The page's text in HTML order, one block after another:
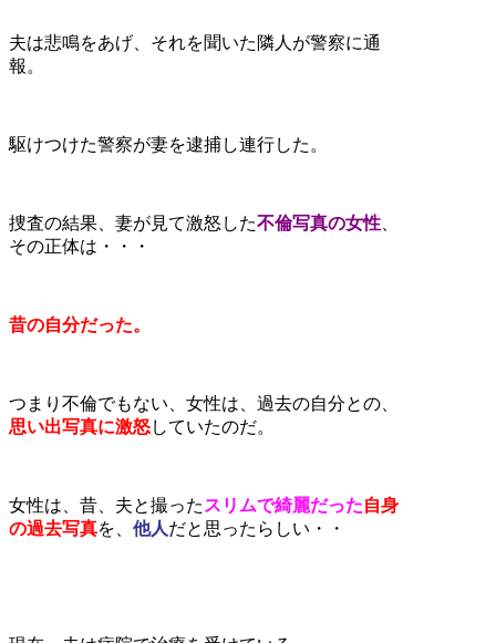
夫は悲鳴をあげ、それを聞いた隣人が警察に通
報。
駆けつけた警察が妻を逮捕し連行した。
捜査の結果、妻が見て激怒した不倫写真の女性
その正体は・・・
昔の自分だった。
つまり不倫でもない、女性は、過去の自分との、
思い出写真に激怒していたのだ。
女性は、昔、夫と撮った スリムで綺麗だった自身
の過去写真を、 他人だと思ったらしい・・